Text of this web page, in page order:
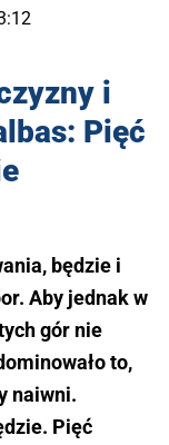
i
Pięć
będzie i
Aby jednak w
gór nie
to,
naiwni.
Pięć